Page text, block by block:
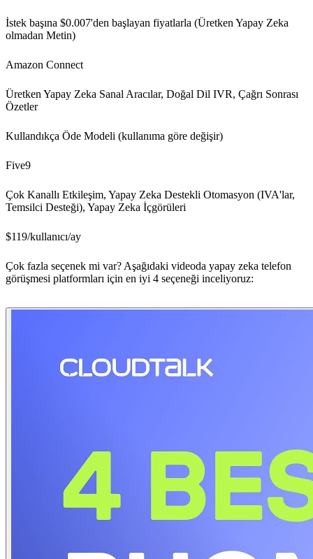
İstek başına $0.007'den başlayan fiyatlarla (Üretken Yapay Zeka
olmadan Metin)
Amazon Connect
Üretken Yapay Zeka Sanal Aracılar, Doğal Dil IVR, Çağrı Sonrası
Özetler
Kullandıkça Öde Modeli (kullanıma göre değişir)
Five9
Çok Kanallı Etkileşim, Yapay Zeka Destekli Otomasyon (IVA'lar,
Temsilci Desteği), Yapay Zeka İçgörüleri
$119/kullanıcı/ay
Çok fazla seçenek mi var? Aşağıdaki videoda yapay zeka telefon
görüşmesi platformları için en iyi 4 seçeneği inceliyoruz: